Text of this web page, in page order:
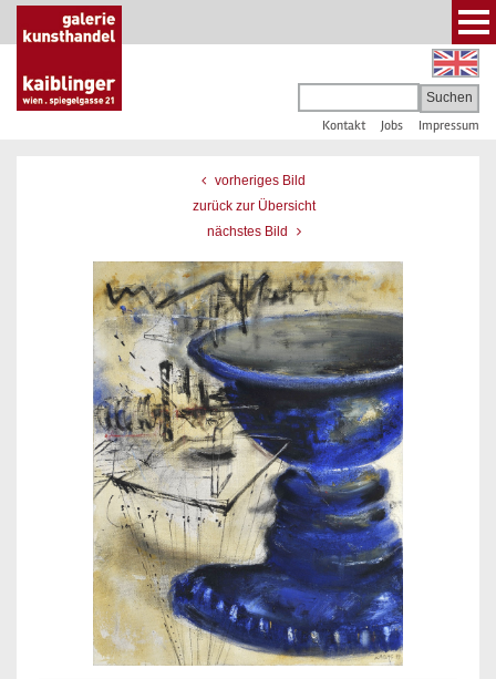
Kontakt Jobs Impressum
vorheriges Bild
zurück zur Übersicht
nächstes Bild